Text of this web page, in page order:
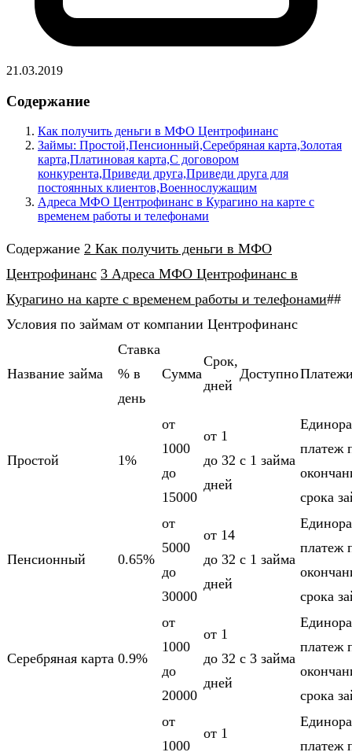
21.03.2019
Содержание
Как получить деньги в МФО Центрофинанс
Займы: Простой,Пенсионный,Серебряная карта,Золотая
карта,Платиновая карта,С договором
конкурента,Приведи друга,Приведи друга для
постоянных клиентов,Военнослужащим
Адреса МФО Центрофинанс в Курагино на карте с
временем работы и телефонами
Содержание 2 Как получить деньги в МФО
Центрофинанс 3 Адреса МФО Центрофинанс в
Курагино на карте с временем работы и телефонами##
Условия по займам от компании Центрофинанс
Название займа
Ставка
% в
день
Cумма
Cрок,
дней
Доступно
Простой 1%
от
1000
до
15000
от 1
до 32
дней
c 1 займа
платеж
срока
Пенсионный 0.65%
от
5000
до
30000
от 14
до 32
дней
c 1 займа
платеж
срока
Серебряная карта 0.9%
от
1000
до
20000
от 1
до 32
дней
c 3 займа
платеж
срока
от
1000
от 1
платеж